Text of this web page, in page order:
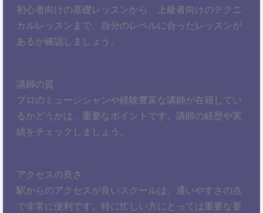
初心者向けの基礎レッスンから、上級者向けのテクニ
カルレッスンまで、自分のレベルに合ったレッスンが
あるか確認しましょう。
講師の質
プロのミュージシャンや経験豊富な講師が在籍してい
るかどうかは、重要なポイントです。講師の経歴や実
績をチェックしましょう。
アクセスの良さ
駅からのアクセスが良いスクールは、通いやすさの点
で非常に便利です。特に忙しい方にとっては重要な要